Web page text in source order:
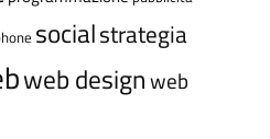
socialstrategia
web designweb